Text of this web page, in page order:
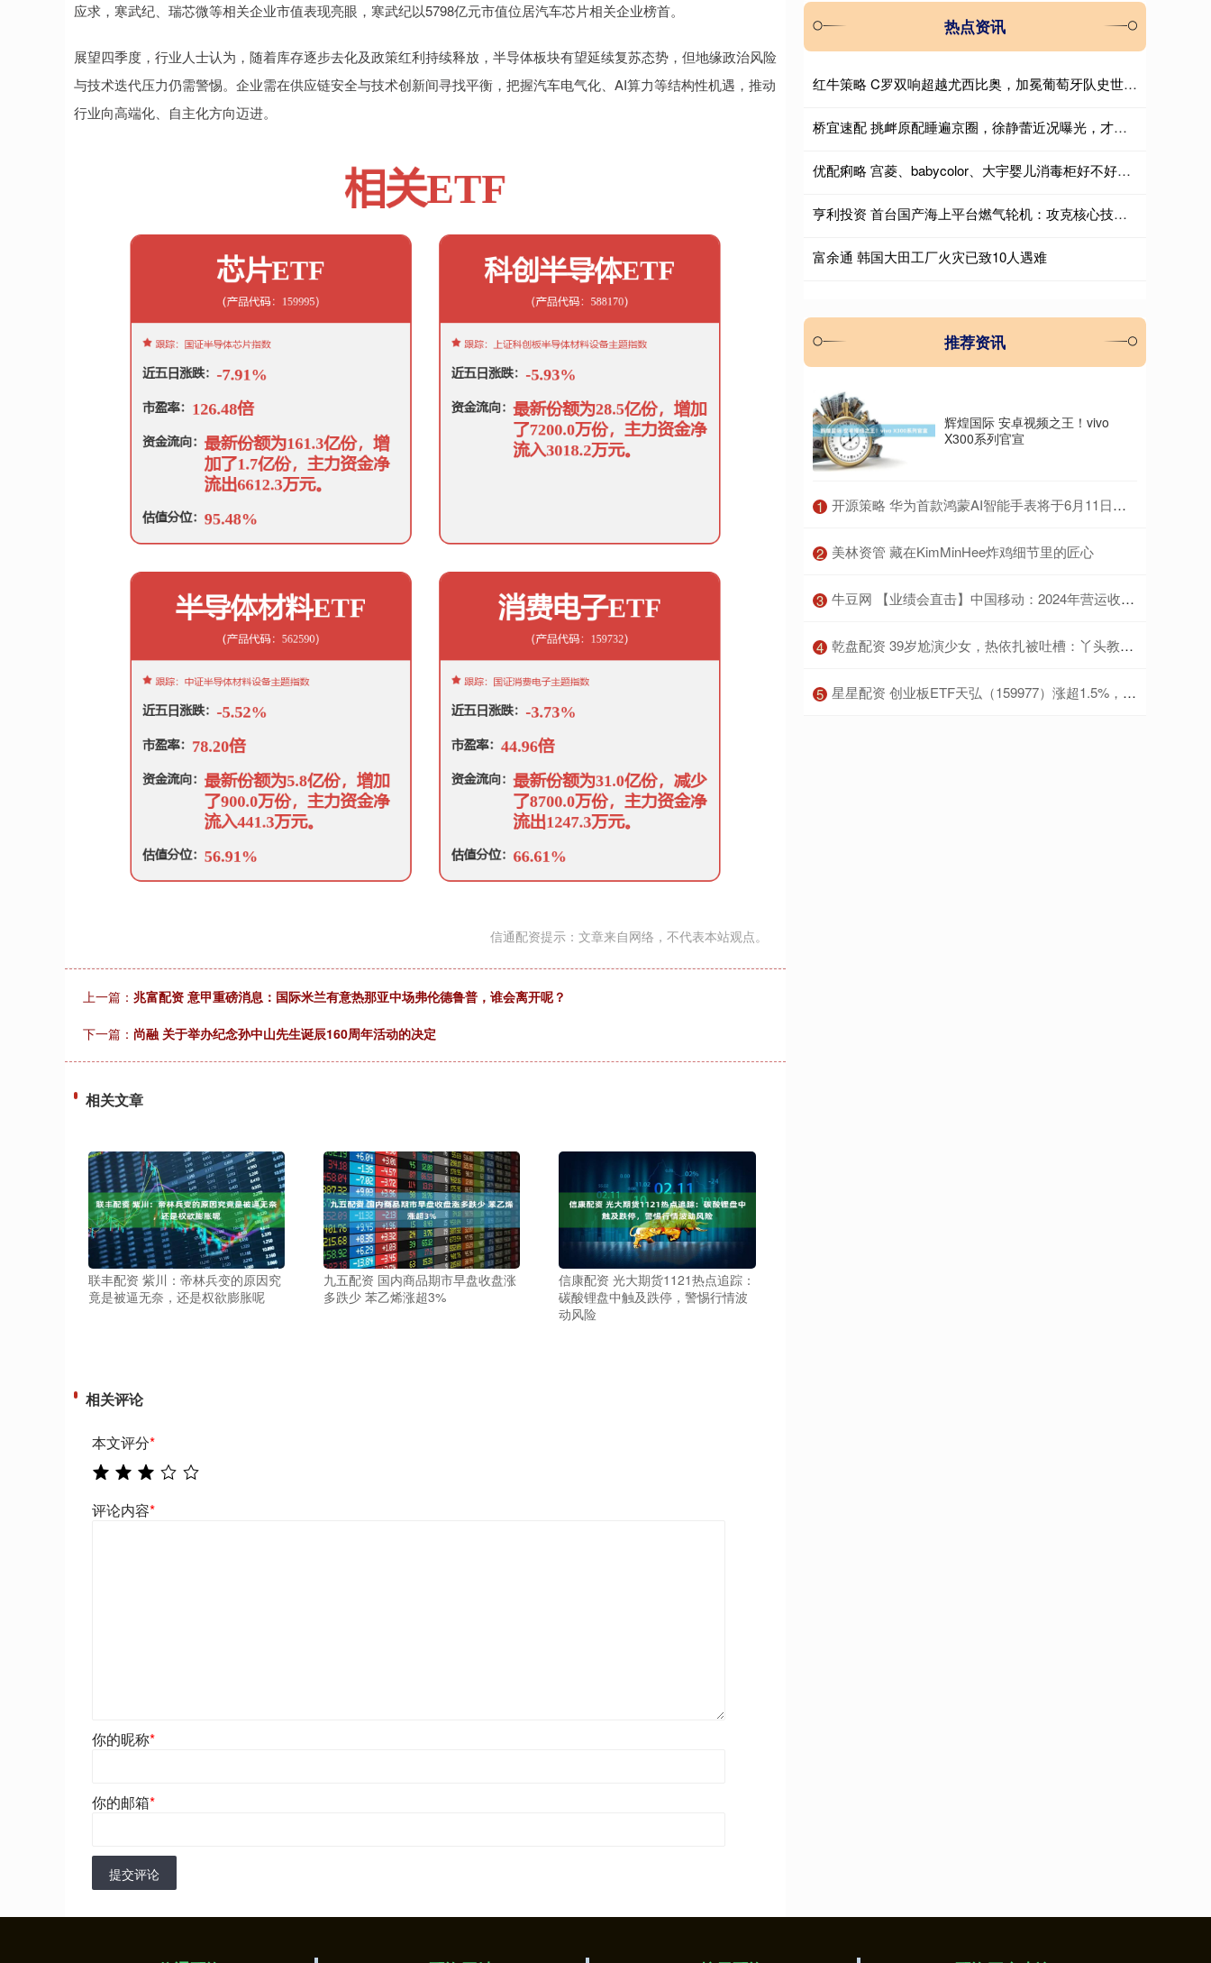
应求，寒武纪、瑞芯微等相关企业市值表现亮眼，寒武纪以5798亿元市值位居汽车芯片相关企业榜首。
展望四季度，行业人士认为，随着库存逐步去化及政策红利持续释放，半导体板块有望延续复苏态势，但地缘政治风险
与技术迭代压力仍需警惕。企业需在供应链安全与技术创新间寻找平衡，把握汽车电气化、AI算力等结构性机遇，推动
行业向高端化、自主化方向迈进。
信通配资提示：文章来自网络，不代表本站观点。
上一篇： 兆富配资 意甲重磅消息：国际米兰有意热那亚中场弗伦德鲁普，谁会离开呢？
下一篇： 尚融 关于举办纪念孙中山先生诞辰160周年活动的决定
相关文章
联丰配资 紫川：帝林兵变的原因究
竟是被逼无奈，还是权欲膨胀呢
九五配资 国内商品期市早盘收盘涨
多跌少 苯乙烯涨超3%
信康配资 光大期货1121热点追踪：
碳酸锂盘中触及跌停，警惕行情波
动风险
相关评论
本文评分*
评论内容*
你的昵称*
你的邮箱*
提交评论
热点资讯
红牛策略 C罗双响超越尤西比奥，加冕葡萄牙队史世界杯射手王
桥宜速配 挑衅原配睡遍京圈，徐静蕾近况曝光，才明白越上流的人越下流
优配痢略 宫菱、babycolor、大宇婴儿消毒柜好不好用？怎么选？测评分析！_性能_产品_权威认证
亨利投资 首台国产海上平台燃气轮机：攻克核心技术，加速打造“大国重器”_中国_国家_团队
富余通 韩国大田工厂火灾已致10人遇难
推荐资讯
辉煌国际 安卓视频之王！vivo
X300系列官宣
1 ​开源策略 华为首款鸿蒙AI智能手表将于6月11日发布
2 ​美林资管 藏在KimMinHee炸鸡细节里的匠心
3 ​牛豆网 【业绩会直击】中国移动：2024年营运收入10408亿元 同比增长3.1%
4 ​乾盘配资 39岁尬演少女，热依扎被吐槽：丫头教又添一名！
5 ​星星配资 创业板ETF天弘（159977）涨超1.5%，中证A500ETF天弘（159360）盘中溢价，机构：节前继续逢低配置科技成长等行业